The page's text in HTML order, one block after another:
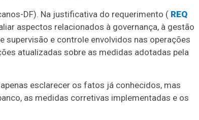
DF). Na justificativa do requerimento ( REQ
aspectos relacionados à governança, à gestão
e controle envolvidos nas operações
atualizadas sobre as medidas adotadas pela
esclarecer os fatos já conhecidos, mas
as medidas corretivas implementadas e os